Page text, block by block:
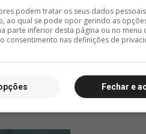
podem tratar os seus dados
ao qual se pode opor gerindo as
parte inferior desta página ou no menu
consentimento nas definições de
Fechar e